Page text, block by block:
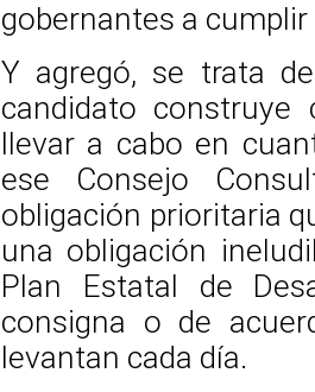
gobernantes a
Y agregó, se trata
candidato
llevar a cabo en
ese Consejo
obligación prioritaria
una obligación
Plan Estatal de
consigna o de
levantan cada día.